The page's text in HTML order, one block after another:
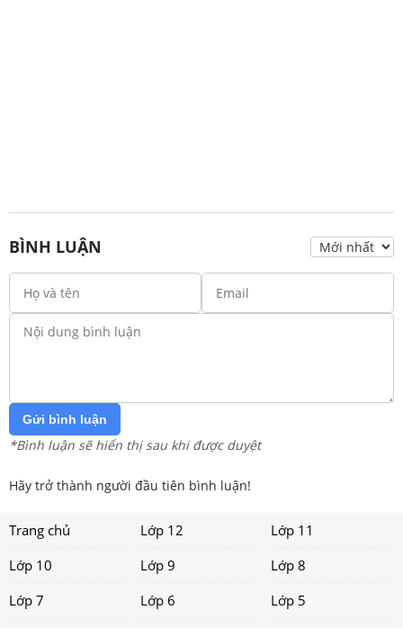
BÌNH LUẬN
Gửi bình luận
*Bình luận sẽ hiển thị sau khi được duyệt
Hãy trở thành người đầu tiên bình luận!
Trang chủ Lớp 12
Lớp 11
Lớp 10
Lớp 9
Lớp 8
Lớp 7
Lớp 6
Lớp 5